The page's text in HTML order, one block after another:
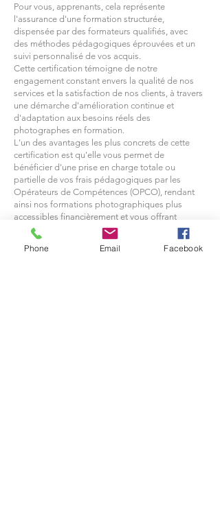
Pour vous, apprenants, cela représente
l'assurance d'une formation structurée,
dispensée par des formateurs qualifiés, avec
des méthodes pédagogiques éprouvées et un
suivi personnalisé de vos acquis.
Cette certification témoigne de notre
engagement constant envers la qualité de nos
services et la satisfaction de nos clients, à travers
une démarche d'amélioration continue et
d'adaptation aux besoins réels des
photographes en formation.
L'un des avantages les plus concrets de cette
certification est qu'elle vous permet de
bénéficier d'une prise en charge totale ou
partielle de vos frais pédagogiques par les
Opérateurs de Compétences (OPCO), rendant
ainsi nos formations photographiques plus
accessibles financièrement et vous offrant
l'opportunité de développer vos compétences
avec un investissement réduit
Phone Email Facebook